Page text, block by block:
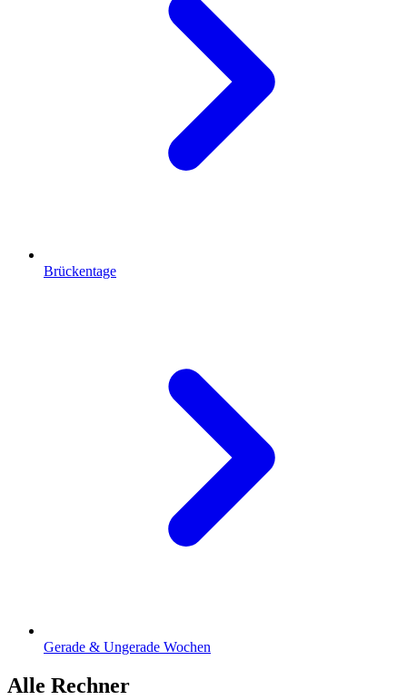
Brückentage
Gerade & Ungerade Wochen
Alle Rechner